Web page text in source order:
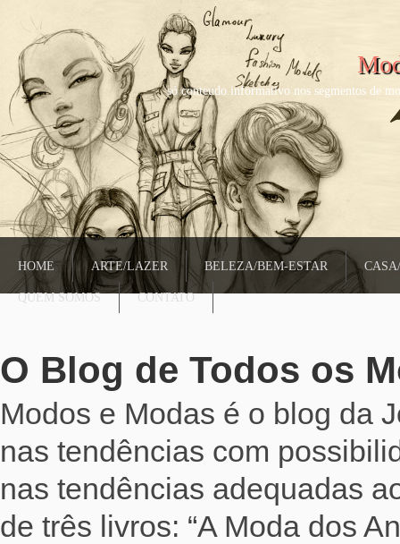
só conteudo informativo nos segmentos de
HOME ARTE/LAZER BELEZA/BEM-ESTAR
QUEM SOMOS CONTATO
O Blog de Todos os
Modos e Modas é o blog da
nas tendências com
nas tendências adequadas
de três livros: “A Moda dos